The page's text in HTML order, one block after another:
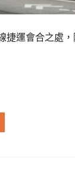
捷運會合之處